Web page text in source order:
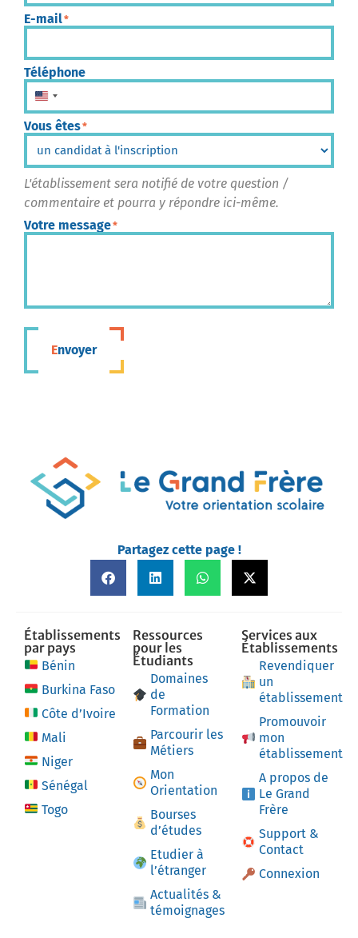
E-mail*
Téléphone
États-Unis +1
Vous êtes*
L'établissement sera notifié de votre question /
commentaire et pourra y répondre ici-même.
Votre message*
Envoyer
Partagez cette page !
Établissements
par pays
Bénin
Burkina Faso
Côte d’Ivoire
Mali
Niger
Sénégal
Togo
Ressources
pour les
Étudiants
Domaines
de
Formation
Parcourir les
Métiers
Mon
Orientation
Bourses
d’études
Etudier à
l’étranger
Actualités &
témoignages
Services aux
Établissements
Revendiquer
un
établissement
Promouvoir
mon
établissement
A propos de
Le Grand
Frère
Support &
Contact
Connexion